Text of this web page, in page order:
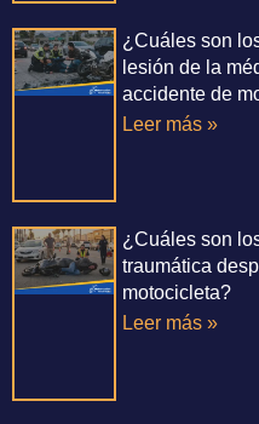
¿Cuáles son
lesión de la
accidente de
Leer más »
¿Cuáles son
traumática
motocicleta?
Leer más »